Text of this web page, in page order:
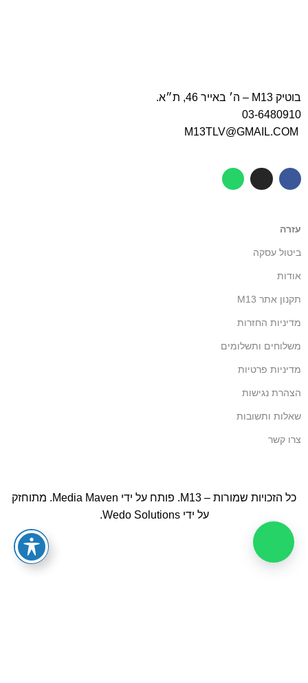
בוטיק M13 – ה׳ באייר 46, ת״א.
03-6480910
עזרה
ביטול עסקה
אודות
תקנון אתר M13
מדיניות החזרות
משלוחים ותשלומים
מדיניות פרטיות
הצהרת נגישות
שאלות ותשובות
צרו קשר
כל הזכויות שמורות – M13. פותח על ידי Media Maven. מתוחזק
על ידיWedo Solutions
.